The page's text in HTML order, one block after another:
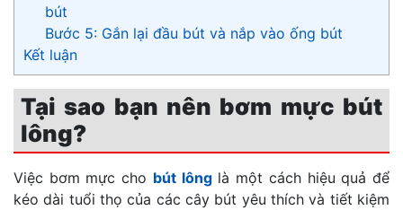
bút
Bước 5: Gắn lại đầu bút và nắp vào ống bút
Kết luận
Tại sao bạn nên bơm mực bút
lông?
Việc bơm mực cho bút lônglà một cách hiệu quả để
kéo dài tuổi thọ của các cây bút yêu thích và tiết kiệm